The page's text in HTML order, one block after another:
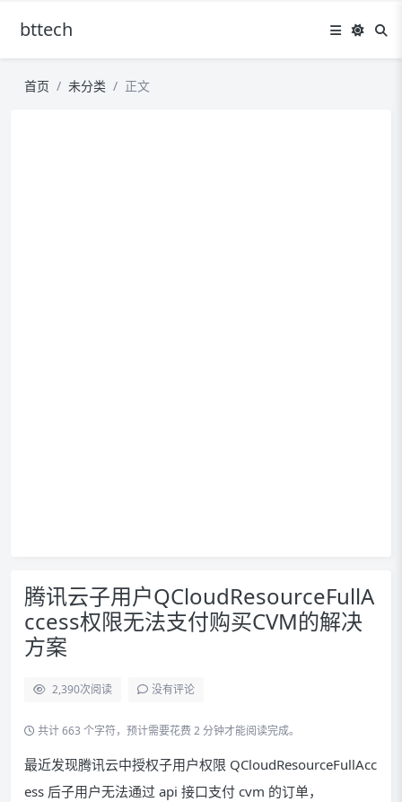
bttech
首页 未分类 正文
腾讯云子用户QCloudResourceFullA
ccess权限无法支付购买CVM的解决
方案
2,390次阅读 没有评论
共计 663 个字符，预计需要花费 2 分钟才能阅读完成。
最近发现腾讯云中授权子用户权限 QCloudResourceFullAcc
ess 后子用户无法通过 api 接口支付 cvm 的订单，